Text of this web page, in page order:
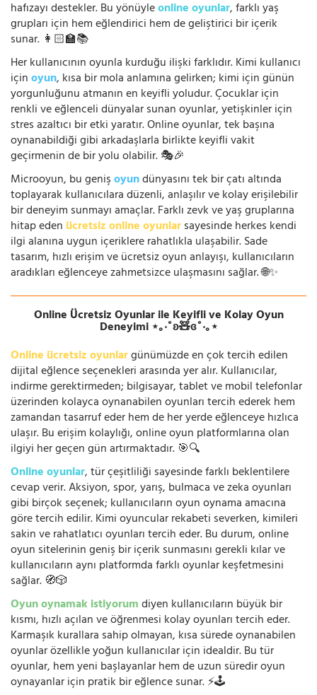
hafızayı destekler. Bu yönüyleonline oyunlar, farklı yaş
grupları için hem eğlendirici hem de geliştirici bir içerik
sunar. 👩🏻‍🏫📚
Her kullanıcının oyunla kurduğu ilişki farklıdır. Kimi kullanıcı
içinoyun, kısa bir mola anlamına gelirken; kimi için günün
yorgunluğunu atmanın en keyifli yoludur. Çocuklar için
renkli ve eğlenceli dünyalar sunan oyunlar, yetişkinler için
stres azaltıcı bir etki yaratır. Online oyunlar, tek başına
oynanabildiği gibi arkadaşlarla birlikte keyifli vakit
geçirmenin de bir yolu olabilir. 🎭🎉
Microoyun, bu genişoyundünyasını tek bir çatı altında
toplayarak kullanıcılara düzenli, anlaşılır ve kolay erişilebilir
bir deneyim sunmayı amaçlar. Farklı zevk ve yaş gruplarına
hitap eden ücretsiz online oyunlarsayesinde herkes kendi
ilgi alanına uygun içeriklere rahatlıkla ulaşabilir. Sade
tasarım, hızlı erişim ve ücretsiz oyun anlayışı, kullanıcıların
aradıkları eğlenceye zahmetsizce ulaşmasını sağlar. 🌐✨
Online Ücretsiz Oyunlar ile Keyifli ve Kolay Oyun
Deneyimi ⋆｡‧˚ʚ🧸ɞ˚‧｡⋆
Online ücretsiz oyunlargünümüzde en çok tercih edilen
dijital eğlence seçenekleri arasında yer alır. Kullanıcılar,
indirme gerektirmeden; bilgisayar, tablet ve mobil telefonlar
üzerinden kolayca oynanabilen oyunları tercih ederek hem
zamandan tasarruf eder hem de her yerde eğlenceye hızlıca
ulaşır. Bu erişim kolaylığı, online oyun platformlarına olan
ilgiyi her geçen gün artırmaktadır. 🎯🔍
Online oyunlar, tür çeşitliliği sayesinde farklı beklentilere
cevap verir. Aksiyon, spor, yarış, bulmaca ve zeka oyunları
gibi birçok seçenek; kullanıcıların oyun oynama amacına
göre tercih edilir. Kimi oyuncular rekabeti severken, kimileri
sakin ve rahatlatıcı oyunları tercih eder. Bu durum, online
oyun sitelerinin geniş bir içerik sunmasını gerekli kılar ve
kullanıcıların aynı platformda farklı oyunlar keşfetmesini
sağlar. 🧭🎲
Oyun oynamak istiyorumdiyen kullanıcıların büyük bir
kısmı, hızlı açılan ve öğrenmesi kolay oyunları tercih eder.
Karmaşık kurallara sahip olmayan, kısa sürede oynanabilen
oyunlar özellikle yoğun kullanıcılar için idealdir. Bu tür
oyunlar, hem yeni başlayanlar hem de uzun süredir oyun
oynayanlar için pratik bir eğlence sunar. ⚡🕹️